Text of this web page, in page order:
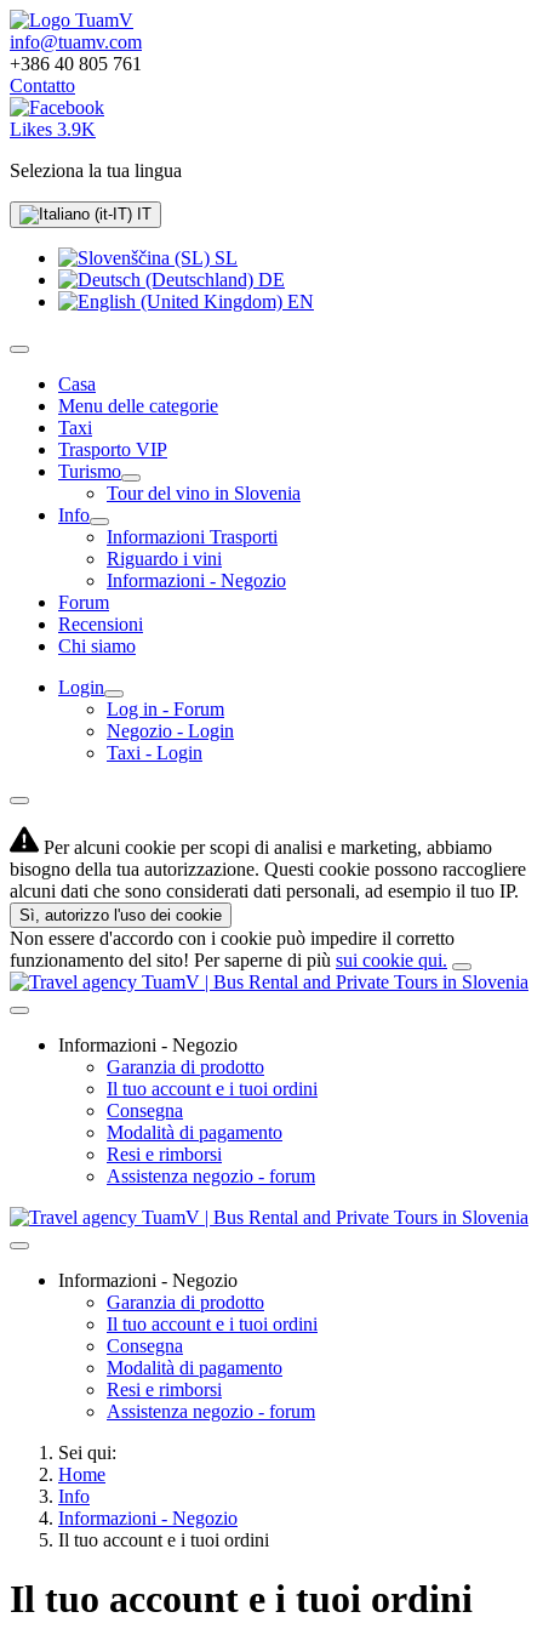
info@tuamv.com
+386 40 805 761
Contatto
Likes 3.9K
Seleziona la tua lingua
IT
SL
DE
EN
Casa
Menu delle categorie
Taxi
Trasporto VIP
Turismo
Tour del vino in Slovenia
Info
Informazioni Trasporti
Riguardo i vini
Informazioni - Negozio
Forum
Recensioni
Chi siamo
Login
Log in - Forum
Negozio - Login
Taxi - Login
Per alcuni cookie per scopi di analisi e marketing, abbiamo
bisogno della tua autorizzazione. Questi cookie possono raccogliere
alcuni dati che sono considerati dati personali, ad esempio il tuo IP.
Sì, autorizzo l'uso dei cookie
Non essere d'accordo con i cookie può impedire il corretto
funzionamento del sito! Per saperne di più sui cookie qui.
Informazioni - Negozio
Garanzia di prodotto
Il tuo account e i tuoi ordini
Consegna
Modalità di pagamento
Resi e rimborsi
Assistenza negozio - forum
Informazioni - Negozio
Garanzia di prodotto
Il tuo account e i tuoi ordini
Consegna
Modalità di pagamento
Resi e rimborsi
Assistenza negozio - forum
Sei qui:
Home
Info
Informazioni - Negozio
Il tuo account e i tuoi ordini
Il tuo account e i tuoi ordini